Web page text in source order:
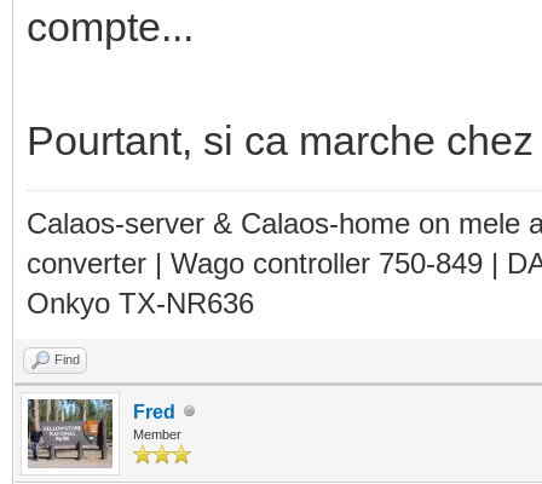
compte...
Pourtant, si ca marche
Calaos-server & Calaos-home on mele
converter | Wago controller 750-849 |
Onkyo TX-NR636
Find
Fred
Member